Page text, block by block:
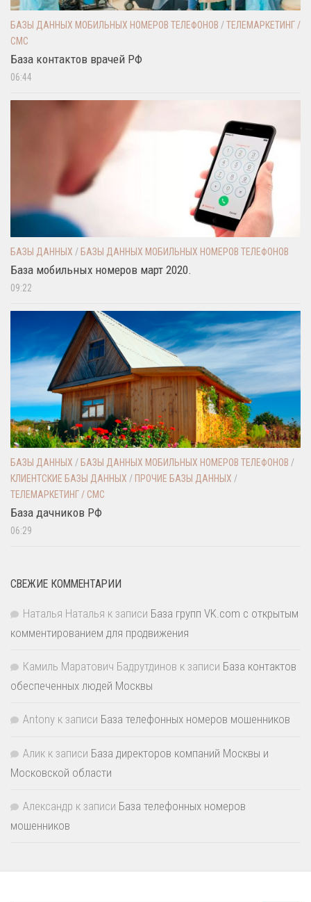
БАЗЫ ДАННЫХ МОБИЛЬНЫХ НОМЕРОВ ТЕЛЕФОНОВ /ТЕЛЕМАРКЕТИНГ /
СМС
База контактов врачей РФ
06:44
БАЗЫ ДАННЫХ / БАЗЫ ДАННЫХ МОБИЛЬНЫХ НОМЕРОВ ТЕЛЕФОНОВ
База мобильных номеров март 2020.
09:22
БАЗЫ ДАННЫХ / БАЗЫ ДАННЫХ МОБИЛЬНЫХ НОМЕРОВ ТЕЛЕФОНОВ /
КЛИЕНТСКИЕ БАЗЫ ДАННЫХ / ПРОЧИЕ БАЗЫ ДАННЫХ /
ТЕЛЕМАРКЕТИНГ / СМС
База дачников РФ
06:29
СВЕЖИЕ КОММЕНТАРИИ
Наталья Наталья к записи База групп VK.com с открытым
комментированием для продвижения
Камиль Маратович Бадрутдинов к записи База контактов
обеспеченных людей Москвы
Antony к записи База телефонных номеров мошенников
Алик к записи База директоров компаний Москвы и
Московской области
Александр к записи База телефонных номеров
мошенников